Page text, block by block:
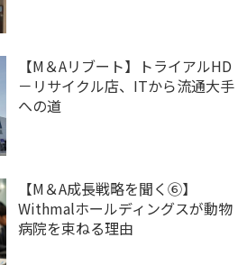
【M＆Aリブート】トライアルHD
－リサイクル店、ITから流通大手
への道
【M＆A 成長戦略を聞く⑥】
Withmalホールディングスが動物
病院を束ねる理由